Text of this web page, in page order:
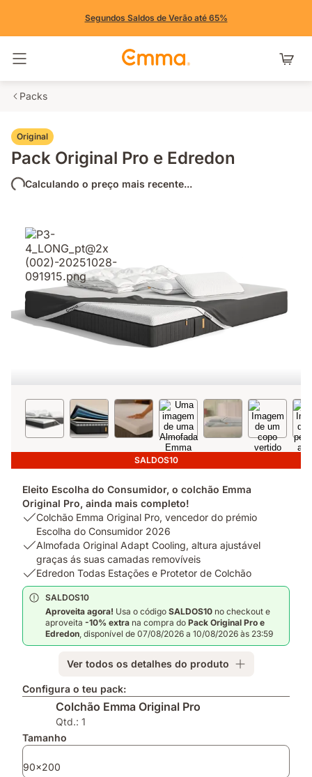
Segundos Saldos de Verão até 65%
Packs
Original
Pack Original Pro e Edredon
Calculando o preço mais recente...
SALDOS10
Eleito Escolha do Consumidor, o colchão Emma
Original Pro, ainda mais completo!
USP
Colchão
Emma
Original
Pro,
vencedor
prémio
Escolha
Consumidor
2026
Colchão Emma Original Pro, vencedor do prémio
Escolha do Consumidor 2026
USP
Almofada
Original
Adapt
Cooling,
altura
ajustável
suas
camadas
removíveis
Almofada Original Adapt Cooling, altura ajustável
graças ás suas camadas removíveis
USP
3:
Edredon
Todas
Estações
e
Colchão
Edredon Todas Estações e Protetor de Colchão
SALDOS10
Aproveita agora! Usa o código SALDOS10 no checkout e
aproveita -10% extra na compra do Pack Original Pro e
Edredon, disponível de 07/08/2026 a 10/08/2026 às 23:59
Ver todos os detalhes do produto
Configura o teu pack:
Colchão Emma Original Pro
Qtd.: 1
Tamanho
90x200